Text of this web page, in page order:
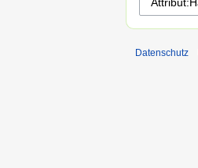
Datenschutz